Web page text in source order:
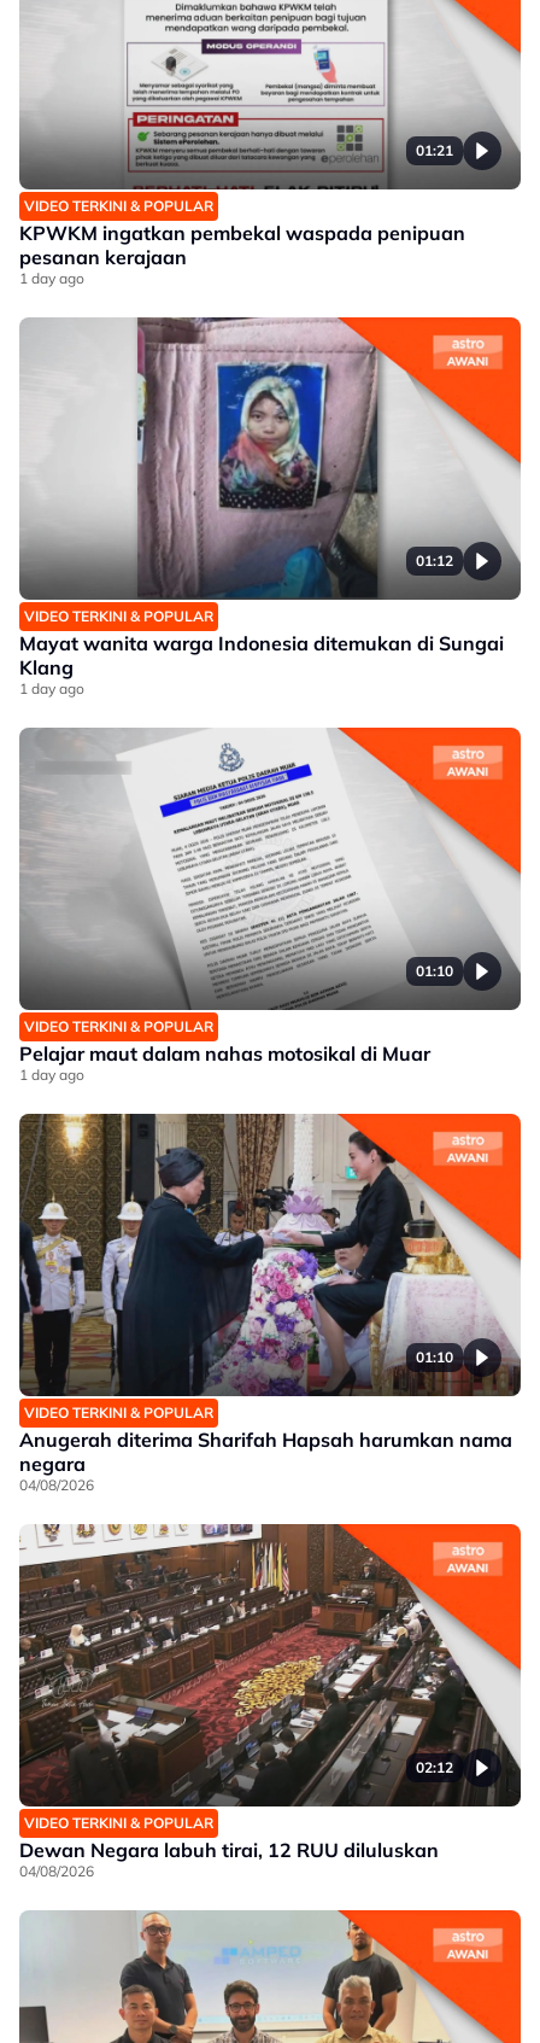
01:21
VIDEO TERKINI & POPULAR
KPWKM ingatkan pembekal waspada penipuan
pesanan kerajaan
1 day ago
01:12
VIDEO TERKINI & POPULAR
Mayat wanita warga Indonesia ditemukan di Sungai
Klang
1 day ago
01:10
VIDEO TERKINI & POPULAR
Pelajar maut dalam nahas motosikal di Muar
1 day ago
01:10
VIDEO TERKINI & POPULAR
Anugerah diterima Sharifah Hapsah harumkan nama
negara
04/08/2026
02:12
VIDEO TERKINI & POPULAR
Dewan Negara labuh tirai, 12 RUU diluluskan
04/08/2026